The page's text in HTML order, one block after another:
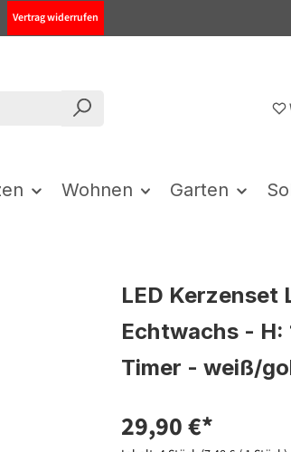
Vertrag widerrufen
Wohnen Garten
LED Kerzenset
Echtwachs - H:
Timer - weiß/
29,90 €*